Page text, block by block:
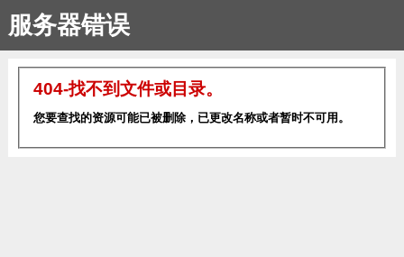
服务器错误
404-找不到文件或目录。
您要查找的资源可能已被删除，已更改名称或者暂时不可用。